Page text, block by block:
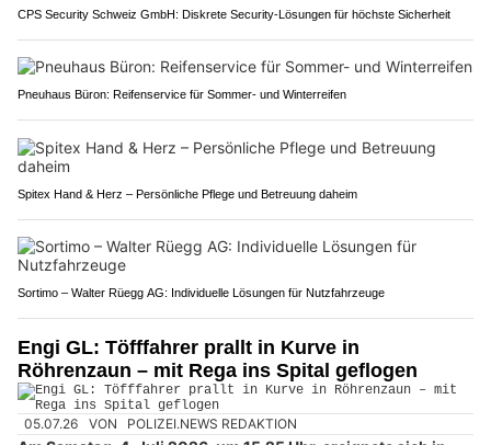
CPS Security Schweiz GmbH: Diskrete Security-Lösungen für höchste Sicherheit
Pneuhaus Büron: Reifenservice für Sommer- und Winterreifen
Spitex Hand & Herz – Persönliche Pflege und Betreuung daheim
Sortimo – Walter Rüegg AG: Individuelle Lösungen für Nutzfahrzeuge
Engi GL: Töfffahrer prallt in Kurve in
Röhrenzaun – mit Rega ins Spital geflogen
05.07.26 VON POLIZEI.NEWS REDAKTION